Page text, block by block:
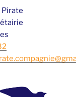
Pirate